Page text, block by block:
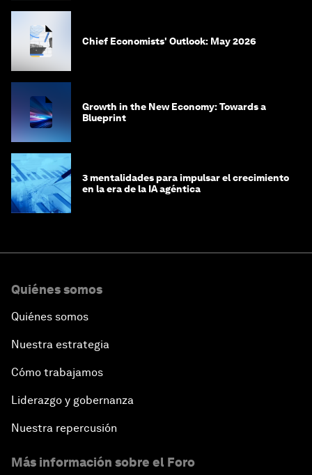
Chief Economists' Outlook: May 2026
Growth in the New Economy: Towards a
Blueprint
3 mentalidades para impulsar el crecimiento
en la era de la IA agéntica
Quiénes somos
Quiénes somos
Nuestra estrategia
Cómo trabajamos
Liderazgo y gobernanza
Nuestra repercusión
Más información sobre el Foro